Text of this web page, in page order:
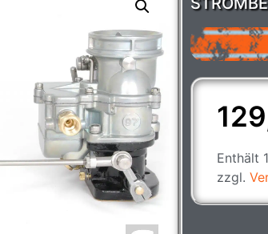
Enthält
zzgl.